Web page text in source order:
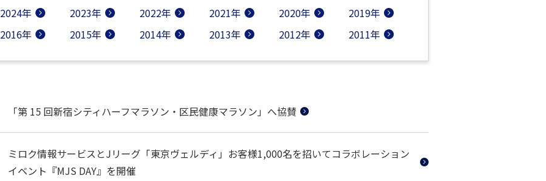
2024年 2023年 2022年 2021年 2020年
2019年
2016年 2015年 2014年 2013年 2012年 2011年
「第 15 回新宿シティハーフマラソン・区民健康マラソン」へ協賛
ミロク情報サービスとJリーグ「東京ヴェルディ」お客様1,000名を招いてコラボレーション
イベント『MJS DAY』を開催